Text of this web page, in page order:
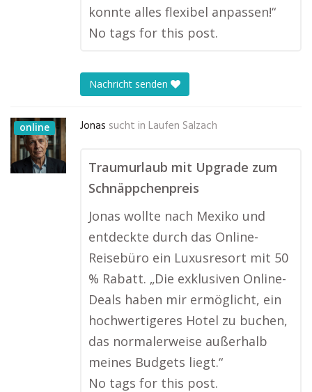
konnte alles flexibel anpassen!“
No tags for this post.
Nachricht senden
online Jonas sucht in Laufen Salzach
Traumurlaub mit Upgrade zum
Schnäppchenpreis
Jonas wollte nach Mexiko und
entdeckte durch das Online-
Reisebüro ein Luxusresort mit 50
% Rabatt. „Die exklusiven Online-
Deals haben mir ermöglicht, ein
hochwertigeres Hotel zu buchen,
das normalerweise außerhalb
meines Budgets liegt.“
No tags for this post.